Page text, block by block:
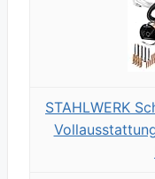
STAHLWERK